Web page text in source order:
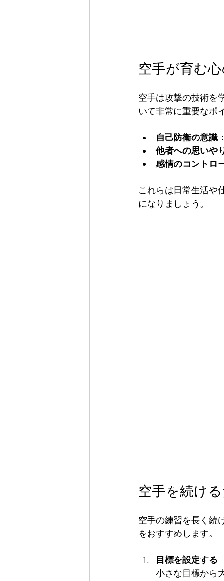
空手が育む
空手は攻撃の技術を
いて非常に重要なポ
自己防衛の意識
他者への思いや
感情のコントロ
これらは日常生活や
になりましょう。
空手を続け
空手の練習を長く続
をおすすめします。
目標を設定する
小さな目標から